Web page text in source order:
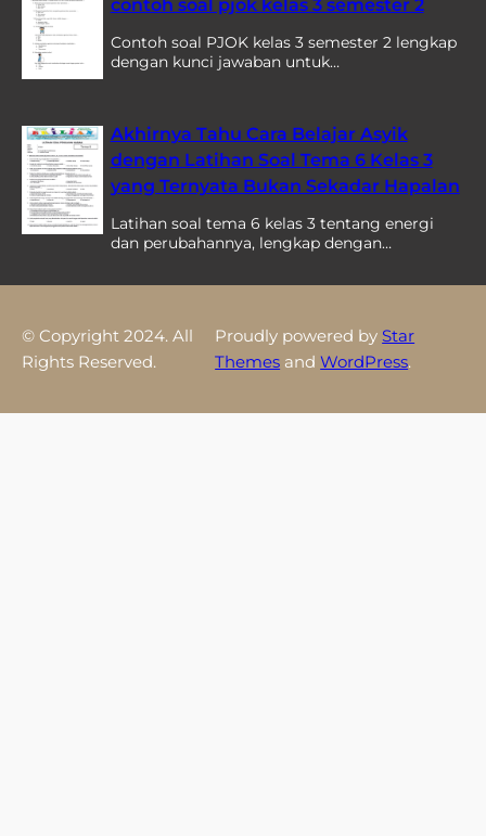
contoh soal pjok kelas 3 semester 2
Contoh soal PJOK kelas 3 semester 2 lengkap
dengan kunci jawaban untuk…
Akhirnya Tahu Cara Belajar Asyik
dengan Latihan Soal Tema 6 Kelas 3
yang Ternyata Bukan Sekadar Hapalan
Latihan soal tema 6 kelas 3 tentang energi
dan perubahannya, lengkap dengan…
© Copyright 2024. All
Rights Reserved.
Proudly powered by Star
Themes andWordPress.